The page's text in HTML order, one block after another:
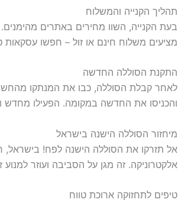
תהליך הקנייה והמשלוח
בעת הקנייה, השוו מחירים באתרים
מציעים משלוח חינם או זול – חפשו עסקאות
התקנת הסוללה החדשה
לאחר קבלת הסוללה, כבו את המנתקו
והכניסו את החדשה במקומה. הפעילו מחדש
מיחזור הסוללה הישנה בישראל
אל תזרקו את הסוללה הישנה לפח! בישראל,
אלקטרוניקה. זה מגן על הסביבה ועוזר למנוע
טיפים לתחזוקה ארוכת טווח